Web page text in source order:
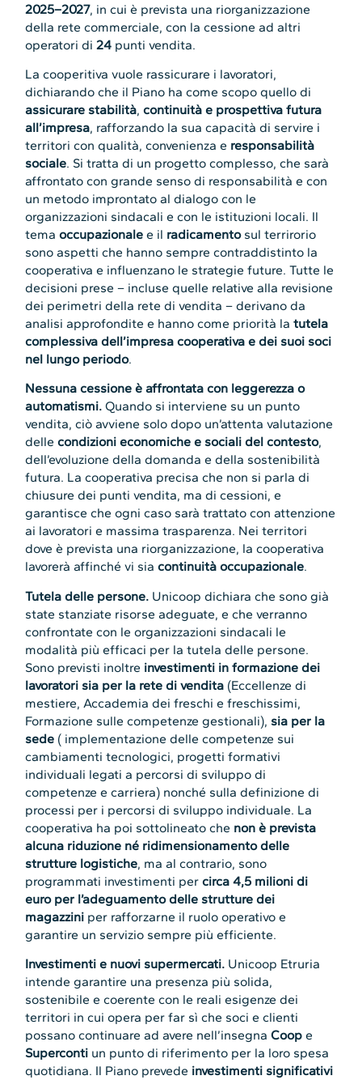
2025–2027, in cui è prevista una riorganizzazione
della rete commerciale, con la cessione ad altri
operatori di24 punti vendita.
La cooperitiva vuole rassicurare i lavoratori,
dichiarando che il Piano ha come scopo quello di
assicurare stabilità, continuità e prospettiva futura
all’impresa, rafforzando la sua capacità di servire i
territori con qualità, convenienza e responsabilità
sociale. Si tratta di un progetto complesso, che sarà
affrontato con grande senso di responsabilità e con
un metodo improntato al dialogo con le
organizzazioni sindacali e con le istituzioni locali. Il
temaoccupazionale e il radicamentosul terrirorio
sono aspetti che hanno sempre contraddistinto la
cooperativa e influenzano le strategie future. Tutte le
decisioni prese – incluse quelle relative alla revisione
dei perimetri della rete di vendita – derivano da
analisi approfondite e hanno come priorità latutela
complessiva dell’impresa cooperativa e dei suoi soci
nel lungo periodo.
Nessuna cessione è affrontata con leggerezza o
automatismi.Quando si interviene su un punto
vendita, ciò avviene solo dopo un’attenta valutazione
dellecondizioni economiche e sociali del contesto,
dell’evoluzione della domanda e della sostenibilità
futura. La cooperativa precisa che non si parla di
chiusure dei punti vendita, ma di cessioni, e
garantisce che ogni caso sarà trattato con attenzione
ai lavoratori e massima trasparenza. Nei territori
dove è prevista una riorganizzazione, la cooperativa
lavorerà affinché vi siacontinuità occupazionale.
Tutela delle persone. Unicoop dichiara che sono già
state stanziate risorse adeguate, e che verranno
confrontate con le organizzazioni sindacali le
modalità più efficaci per la tutela delle persone.
Sono previsti inoltre investimenti in formazione dei
lavoratori sia per la rete di vendita (Eccellenze di
mestiere, Accademia dei freschi e freschissimi,
Formazione sulle competenze gestionali), sia per la
sede ( implementazione delle competenze sui
cambiamenti tecnologici, progetti formativi
individuali legati a percorsi di sviluppo di
competenze e carriera) nonché sulla definizione di
processi per i percorsi di sviluppo individuale. La
cooperativa ha poi sottolineato che non è prevista
alcuna riduzione né ridimensionamento delle
strutture logistiche, ma al contrario, sono
programmati investimenti percirca 4,5 milioni di
euro per l’adeguamento delle strutture dei
magazzini per rafforzarne il ruolo operativo e
garantire un servizio sempre più efficiente.
Investimenti e nuovi supermercati. Unicoop Etruria
intende garantire una presenza più solida,
sostenibile e coerente con le reali esigenze dei
territori in cui opera per far sì che soci e clienti
possano continuare ad avere nell’insegnaCoop e
Superconti un punto di riferimento per la loro spesa
quotidiana. Il Piano prevede investimenti significativi